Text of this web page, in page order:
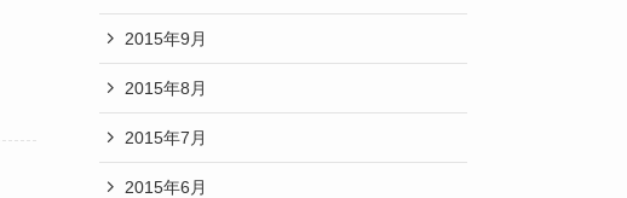
2015年9月
2015年8月
2015年7月
2015年6月